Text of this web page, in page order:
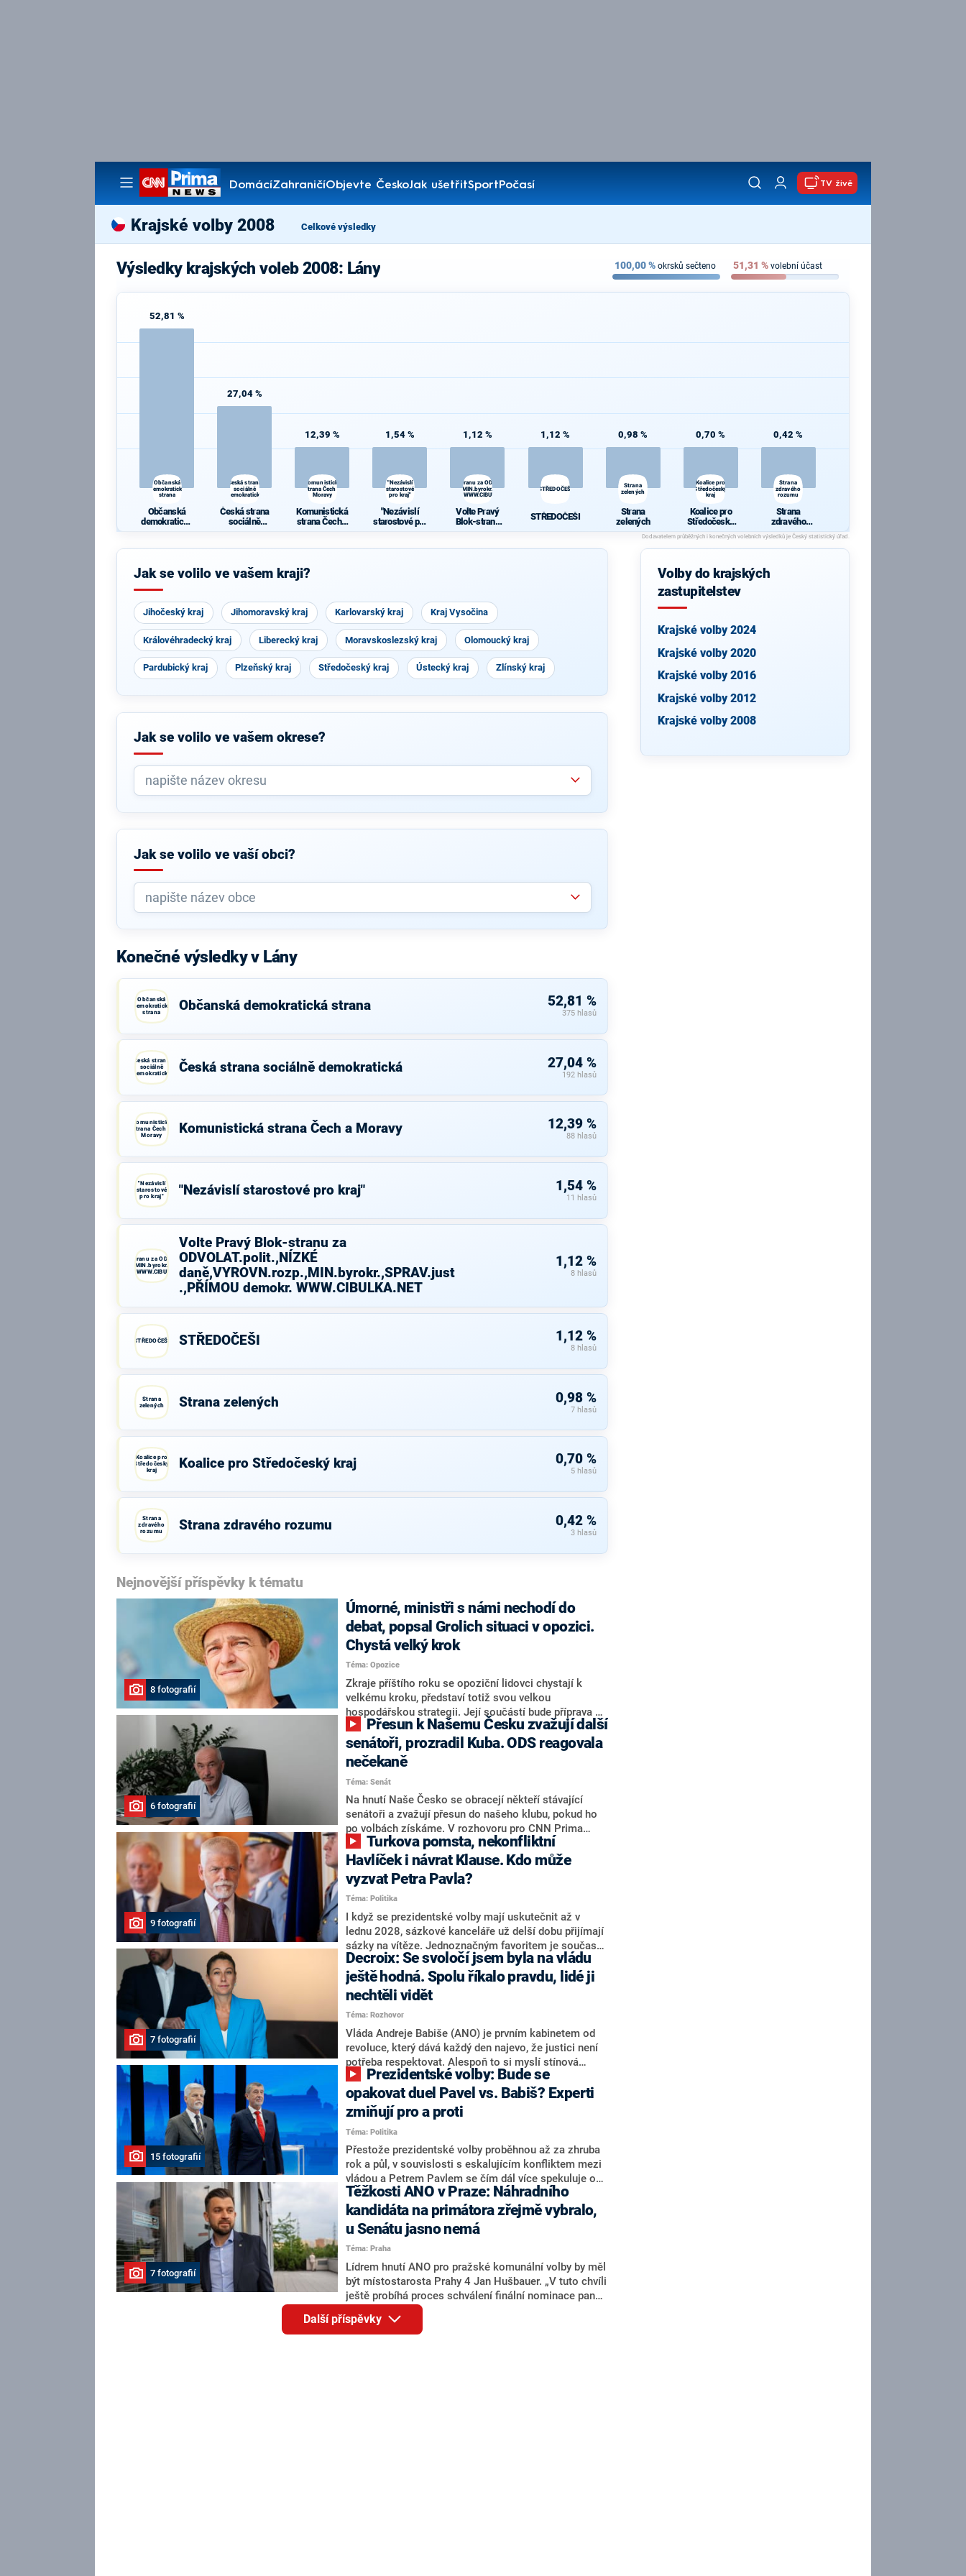
DomácíZahraničíObjevte ČeskoJak ušetřitSportPočasí
Pořady
TV živě
Krajské volby 2008 Celkové výsledky
Výsledky krajských voleb 2008: Lány 100,00% okrsků sečteno 51,31 % volební účast
52,81 %
Občanská
demokratická
strana
Občanská
demokratická
27,04 %
Česká strana
sociálně
demokratická
Česká strana
sociálně
12,39 %
Komunistická
strana Čech a
Moravy
Komunistická
strana Čech a
1,54 %
"Nezávislí
starostové
pro kraj"
"Nezávislí
starostové pro
1,12 %
Volte Pravý Blok-stranu za ODVOLAT.polit.,NÍZKÉ
daně,VYROVN.rozp.,MIN.byrokr.,SPRAV.just.,PŘÍMOU
demokr. WWW.CIBULKA.NET
Volte Pravý
Blok-stranu
t.,NÍZKÉ
demokr.
WWW.CIBULK
A.NET
1,12 %
STŘEDOČEŠI
STŘEDOČEŠI
0,98 %
Strana
zelených
Strana
zelených
0,70 %
Koalice pro
Středočeský
kraj
Koalice pro
Středočeský
kraj
0,42 %
Strana
zdravého
rozumu
Strana
zdravého
rozumu
Jak se volilo ve vašem kraji?
Jihočeský kraj Jihomoravský kraj Karlovarský kraj Kraj Vysočina
Královéhradecký kraj Liberecký kraj Moravskoslezský kraj Olomoucký kraj
Pardubický kraj Plzeňský kraj Středočeský kraj Ústecký kraj Zlínský kraj
Jak se volilo ve vašem okrese?
Jak se volilo ve vaší obci?
Konečné výsledky v Lány
Občanská
demokratická
strana
Občanská demokratická strana 52,81 %
375 hlasů
Česká strana
sociálně
demokratická
Česká strana sociálně demokratická 27,04 %
192 hlasů
Komunistická
strana Čech a
Moravy
Komunistická strana Čech a Moravy 12,39 %
88 hlasů
"Nezávislí
starostové
pro kraj"
"Nezávislí starostové pro kraj" 1,54 %
11 hlasů
Volte Pravý Blok-stranu za ODVOLAT.polit.,NÍZKÉ
daně,VYROVN.rozp.,MIN.byrokr.,SPRAV.just.,PŘÍMOU
demokr. WWW.CIBULKA.NET
Volte Pravý Blok-stranu za
ODVOLAT.polit.,NÍZKÉ
daně,VYROVN.rozp.,MIN.byrokr.,SPRAV.just
.,PŘÍMOU demokr. WWW.CIBULKA.NET
1,12 %
8 hlasů
STŘEDOČEŠI STŘEDOČEŠI 1,12 %
8 hlasů
Strana
zelených
Strana zelených 0,98 %
7 hlasů
Koalice pro
Středočeský
kraj Koalice pro Středočeský kraj 0,70 %
5 hlasů
Strana
zdravého
rozumu
Strana zdravého rozumu 0,42 %
3 hlasů
Nejnovější příspěvky k tématu
8 fotografií
Úmorné, ministři s námi nechodí do
debat, popsal Grolich situaci v opozici.
Chystá velký krok
Téma: Opozice
Zkraje příštího roku se opoziční lidovci chystají k
velkému kroku, představí totiž svou velkou
hospodářskou strategii. Její součástí bude příprava na
stárnutí populace, řekl ve středu na setkání s novináři
nový předseda lidovců Jan Grolich. Ten zároveň v
senátních volbách kandiduje ve Vyškově. Popsal i
aktivitu opozice, o níž vládní strany nebo političtí
komentátoři mluví jako o slabé a v defenzivě. „Je to
úmorná práce upozorňovat na chyby vlády. Ministři s
námi navíc nechodí do debat. Chceme ale ukazovat
svoje témata,“ odpověděl Grolich na dotaz CNN Prima
NEWS.
6 fotografií
senátoři, prozradil Kuba. ODS reagovala
nečekaně
Téma: Senát
Na hnutí Naše Česko se obracejí někteří stávající
senátoři a zvažují přesun do našeho klubu, pokud ho
po volbách získáme. V rozhovoru pro CNN Prima
NEWS to řekl zakladatel hnutí a jihočeský hejtman
Martin Kuba. Konkrétní nebyl, ale získat by takto mohl
například senátora Zdeňka Hrabu, který je dnes
součástí klubu ODS a TOP 09. Hraba to na dotaz
redakce nevyloučil. Předseda klubu senátorů ODS
Zdeněk Nytra redakci řekl, že počítá s odchodem
některých senátorů z klubu a že Naše Česko není
nepřítel, ale soupeř.
9 fotografií
Havlíček i návrat Klause. Kdo může
vyzvat Petra Pavla?
Téma: Politika
I když se prezidentské volby mají uskutečnit až v
lednu 2028, sázkové kanceláře už delší dobu přijímají
sázky na vítěze. Jednoznačným favoritem je současná
hlava státu Petr Pavel. Daleko za ním pak bookmakeři
zmiňují dva výrazné politiky ANO, tedy premiéra
Andreje Babiše a ministra průmyslu Karla Havlíčka.
Oblíbeným tipem samotných sázkařů je poslanec za
Motoristy Filip Turek. Politolog Jan Kubáček nicméně
o případné kandidatuře kohokoliv ze zmíněné trojice
značně pochybuje. Podle něj současná koalice dosud
nemá osobu, která by Pavlovi mohla konkurovat.
7 fotografií
Decroix: Se svoločí jsem byla na vládu
ještě hodná. Spolu říkalo pravdu, lidé ji
nechtěli vidět
Téma: Rozhovor
Vláda Andreje Babiše (ANO) je prvním kabinetem od
revoluce, který dává každý den najevo, že justici není
potřeba respektovat. Alespoň to si myslí stínová
ministryně spravedlnosti ODS Eva Decroix. V
rozhovoru pro CNN Prima NEWS si nebrala servítky
ohledně politického výkonu svého nástupce Jeronýma
Tejce (za ANO) či vládní zmocněnkyně pro lidská
práva Taťány Malé (ANO). Označením „svoloč“ na
adresu vlády prý byla ještě hodná. Decroix se také
vrátila k volební porážce koalice Spolu či promluvila o
hnutí Naše Česko Martina Kuby.
15 fotografií
opakovat duel Pavel vs. Babiš? Experti
zmiňují pro a proti
Téma: Politika
Přestože prezidentské volby proběhnou až za zhruba
rok a půl, v souvislosti s eskalujícím konfliktem mezi
vládou a Petrem Pavlem se čím dál více spekuluje o
tom, koho by do bitvy o Hrad mohla vyslat současná
koalice. Někteří političtí komentátoři znovu vytahují
jméno premiéra Andreje Babiše (ANO). Jak moc je
pravděpodobné, že se v prezidentských volbách 2028
bude znovu opakovat souboj z roku 2023?
7 fotografií
Těžkosti ANO v Praze: Náhradního
kandidáta na primátora zřejmě vybralo,
u Senátu jasno nemá
Téma: Praha
Lídrem hnutí ANO pro pražské komunální volby by měl
být místostarosta Prahy 4 Jan Hušbauer. „V tuto chvíli
ještě probíhá proces schválení finální nominace pana
Jana Hušbauera Výborem hnutí ANO,“ uvedl pro
redakci místopředseda pražského ANO Martin
Benkovič. O Hušbauerovi se spekulovalo jako o
Další příspěvky
Volby do krajských
zastupitelstev
Krajské volby 2024
Krajské volby 2020
Krajské volby 2016
Krajské volby 2012
Krajské volby 2008